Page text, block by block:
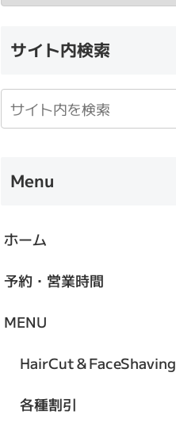
サイト内検索
Menu
ホーム
予約・営業時間
MENU
HairCut＆FaceShaving
各種割引